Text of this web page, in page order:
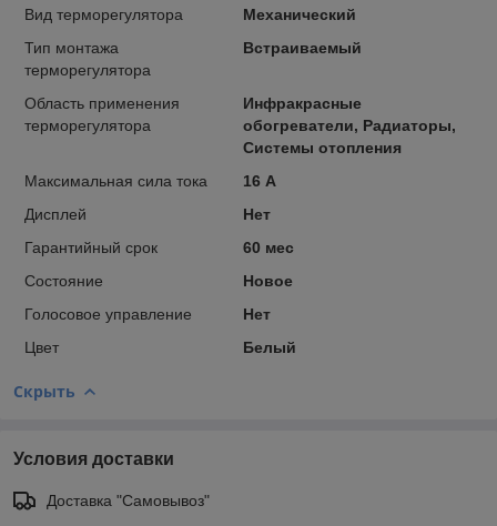
Вид терморегулятора
Механический
Тип монтажа
терморегулятора
Встраиваемый
Область применения
терморегулятора
Инфракрасные
обогреватели, Радиаторы,
Системы отопления
Максимальная сила тока
16 А
Дисплей
Нет
Гарантийный срок
60 мес
Состояние
Новое
Голосовое управление
Нет
Цвет
Белый
Скрыть
Условия доставки
Доставка "Самовывоз"